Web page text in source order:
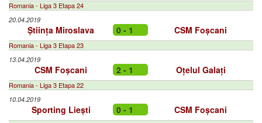
Romania - Liga 3 Etapa 24
20.04.2019
Știința Miroslava 0 - 1 CSM Foșcani
Romania - Liga 3 Etapa 23
13.04.2019
CSM Foșcani 2 - 1 Oțelul Galați
Romania - Liga 3 Etapa 22
10.04.2019
Sporting Liești 0 - 1 CSM Foșcani